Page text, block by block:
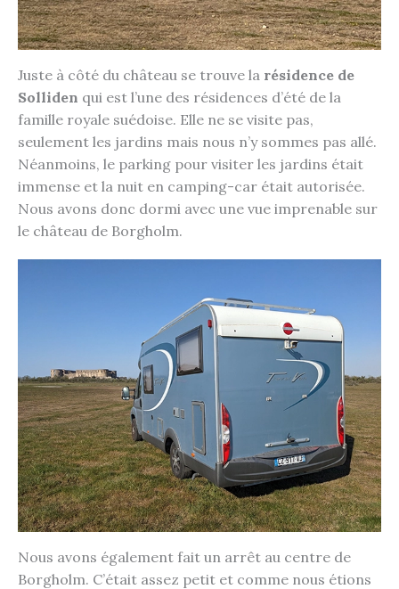
Juste à côté du château se trouve la résidence de
Solliden qui est l’une des résidences d’été de la
famille royale suédoise. Elle ne se visite pas,
seulement les jardins mais nous n’y sommes pas allé.
Néanmoins, le parking pour visiter les jardins était
immense et la nuit en camping-car était autorisée.
Nous avons donc dormi avec une vue imprenable sur
le château de Borgholm.
Nous avons également fait un arrêt au centre de
Borgholm. C’était assez petit et comme nous étions